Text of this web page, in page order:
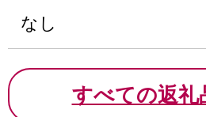
なし
すべての返礼